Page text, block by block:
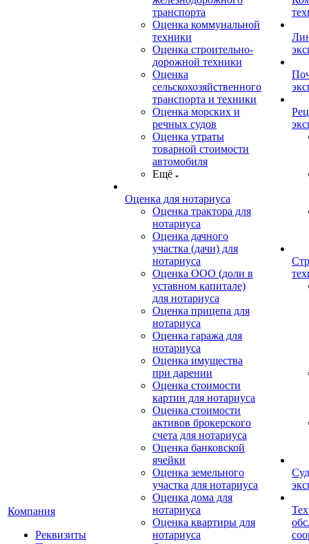
Компания
Реквизиты
транспорта
Оценка коммунальной
техники
Оценка строительно-
дорожной техники
Оценка
сельскохозяйственного
транспорта и техники
Оценка морских и
речных судов
Оценка утраты
товарной стоимости
автомобиля
Ещё
Оценка для нотариуса
Оценка трактора для
нотариуса
Оценка дачного
участка (дачи) для
нотариуса
Оценка ООО (доли в
уставном капитале)
для нотариуса
Оценка прицепа для
нотариуса
Оценка гаража для
нотариуса
Оценка имущества
при дарении
Оценка стоимости
картин для нотариуса
Оценка стоимости
активов брокерского
счета для нотариуса
Оценка банковской
ячейки
Оценка земельного
участка для нотариуса
Оценка дома для
нотариуса
Оценка квартиры для
нотариуса